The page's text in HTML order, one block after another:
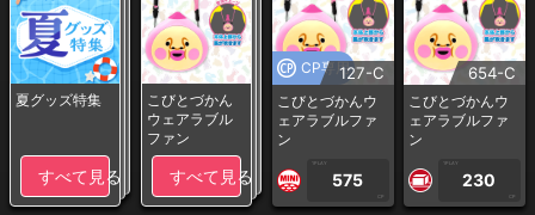
夏グッズ特集
すべて見る
こびとづかん
ウェアラブル
ファン
すべて見る
CP専用127-C
こびとづかんウ
ェアラブルファ
ン
1PLAY
575
CP
654-C
こびとづかんウ
ェアラブルファ
ン
1PLAY
230
CP